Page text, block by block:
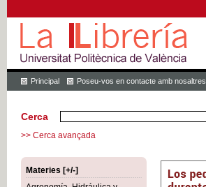
Principal Poseu-vos en contacte amb nosaltres
Cerca
>> Cerca avançada
Materies [+/-]